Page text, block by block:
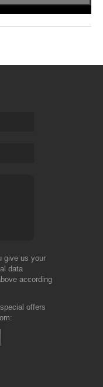
give us your
data
according
offers